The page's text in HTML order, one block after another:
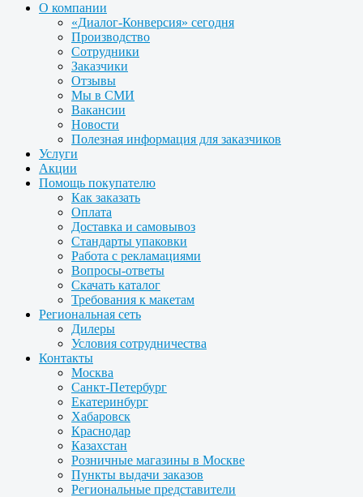
О компании
«Диалог-Конверсия» сегодня
Производство
Сотрудники
Заказчики
Отзывы
Мы в СМИ
Вакансии
Новости
Полезная информация для заказчиков
Услуги
Акции
Помощь покупателю
Как заказать
Оплата
Доставка и самовывоз
Стандарты упаковки
Работа с рекламациями
Вопросы-ответы
Скачать каталог
Требования к макетам
Региональная сеть
Дилеры
Условия сотрудничества
Контакты
Москва
Санкт-Петербург
Екатеринбург
Хабаровск
Краснодар
Казахстан
Розничные магазины в Москве
Пункты выдачи заказов
Региональные представители